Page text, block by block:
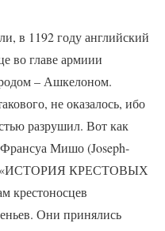
в 1192 году английский
во главе армиии
– Ашкелоном.
не оказалось, ибо
разрушил. Вот как
Мишо (Joseph-
«ИСТОРИЯ КРЕСТОВЫХ
Они принялись